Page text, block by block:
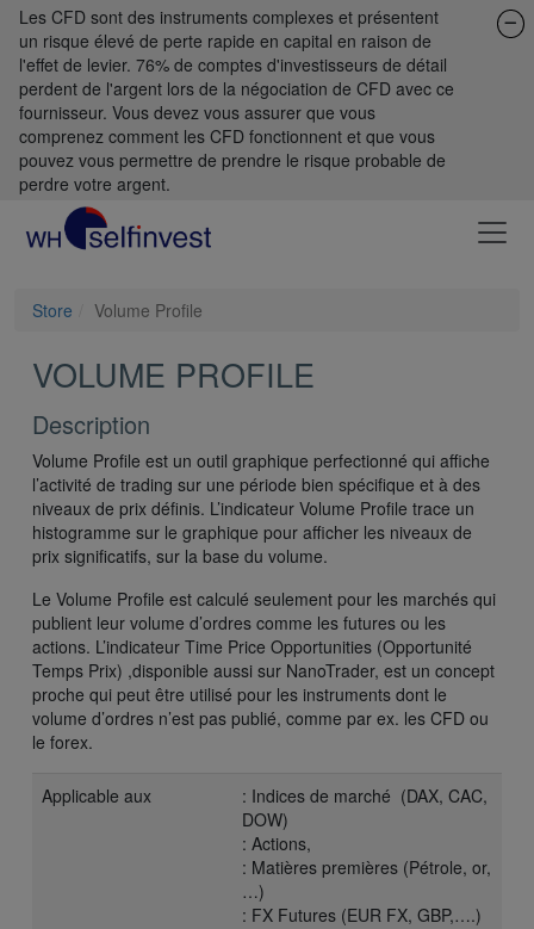
Les CFD sont des instruments complexes et présentent
un risque élevé de perte rapide en capital en raison de
l'effet de levier. 76% de comptes d'investisseurs de détail
perdent de l'argent lors de la négociation de CFD avec ce
fournisseur. Vous devez vous assurer que vous
comprenez comment les CFD fonctionnent et que vous
pouvez vous permettre de prendre le risque probable de
perdre votre argent.
Store Volume Profile
VOLUME PROFILE
Description
Volume Profile est un outil graphique perfectionné qui affiche
l’activité de trading sur une période bien spécifique et à des
niveaux de prix définis. L’indicateur Volume Profile trace un
histogramme sur le graphique pour afficher les niveaux de
prix significatifs, sur la base du volume.
Le Volume Profile est calculé seulement pour les marchés qui
publient leur volume d’ordres comme les futures ou les
actions. L’indicateur Time Price Opportunities (Opportunité
Temps Prix) ,disponible aussi sur NanoTrader, est un concept
proche qui peut être utilisé pour les instruments dont le
volume d’ordres n’est pas publié, comme par ex. les CFD ou
le forex.
Applicable aux
: Indices de marché (DAX, CAC,
DOW)
: Actions,
: Matières premières (Pétrole, or,
…)
: FX Futures (EUR FX, GBP,….)